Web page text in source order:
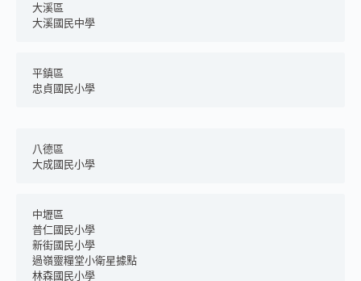
大溪區
大溪國民中學
平鎮區
忠貞國民小學
大成國民小學
中壢區
普仁國民小學
新街國民小學
過嶺靈糧堂小衛星據點
林森國民小學